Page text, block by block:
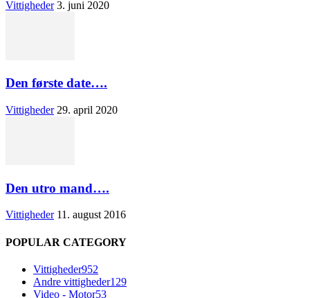
Vittigheder 3. juni 2020
Den første date….
Vittigheder 29. april 2020
Den utro mand….
Vittigheder 11. august 2016
POPULAR CATEGORY
Vittigheder952
Andre vittigheder129
Video - Motor53